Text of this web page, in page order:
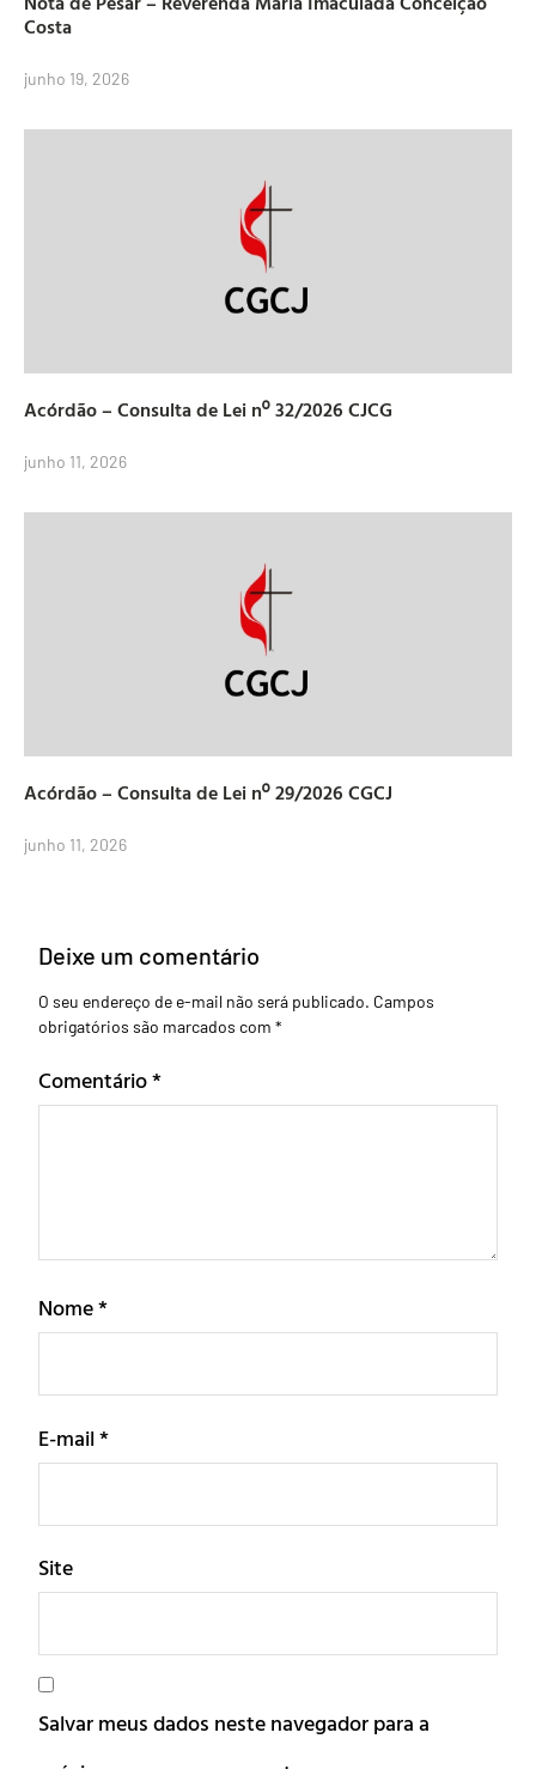
Costa
junho 19, 2026
Acórdão – Consulta de Lei nº 32/2026 CJCG
junho 11, 2026
Acórdão – Consulta de Lei nº 29/2026 CGCJ
junho 11, 2026
Deixe um comentário
O seu endereço de e-mail não será publicado. Campos
obrigatórios são marcados com *
Comentário*
Nome*
E-mail*
Site
Salvar meus dados neste navegador para a